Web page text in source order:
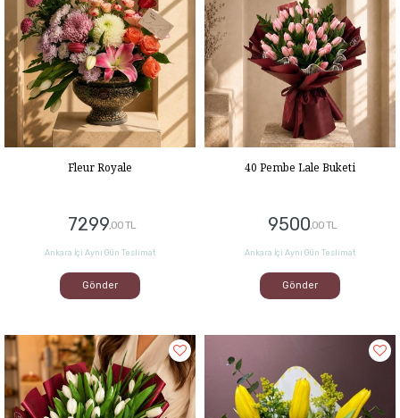
Fleur Royale
7299,00 TL
Ankara İçi Aynı Gün Teslimat
Gönder
40 Pembe Lale Buketi
9500,00 TL
Ankara İçi Aynı Gün Teslimat
Gönder